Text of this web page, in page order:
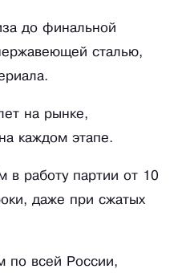
до финальной
сталью,
на рынке,
каждом этапе.
в работу партии от 10
даже при сжатых
по всей России,